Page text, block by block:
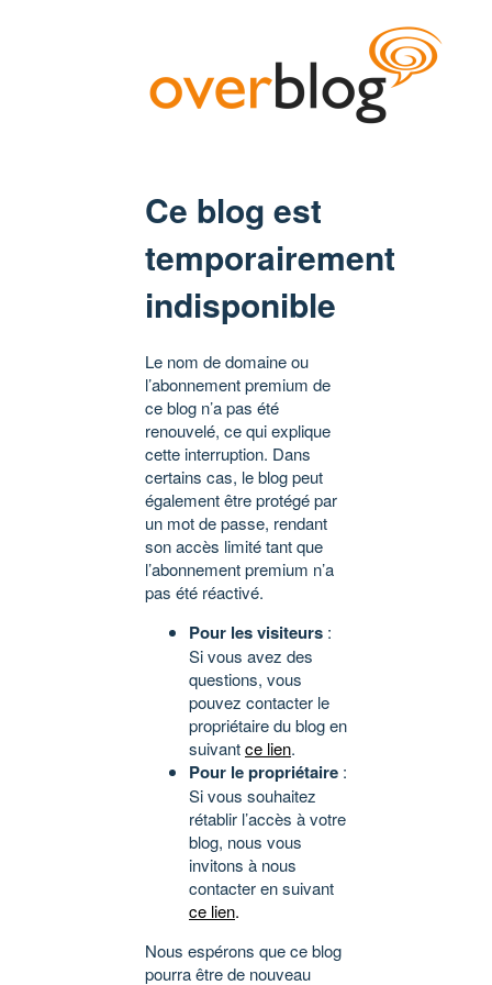
Ce blog est
temporairement
indisponible
Le nom de domaine ou
l’abonnement premium de
ce blog n’a pas été
renouvelé, ce qui explique
cette interruption. Dans
certains cas, le blog peut
également être protégé par
un mot de passe, rendant
son accès limité tant que
l’abonnement premium n’a
pas été réactivé.
Pour les visiteurs :
Si vous avez des
questions, vous
pouvez contacter le
propriétaire du blog en
suivantce lien.
Pour le propriétaire :
Si vous souhaitez
rétablir l’accès à votre
blog, nous vous
invitons à nous
contacter en suivant
ce lien.
Nous espérons que ce blog
pourra être de nouveau